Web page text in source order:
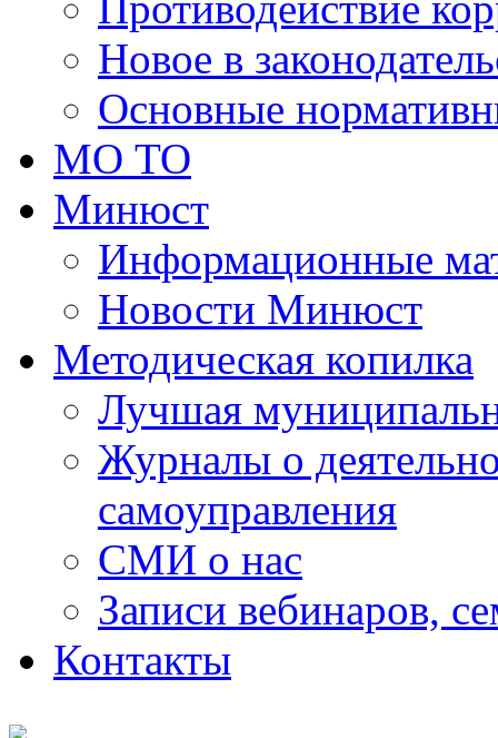
Новое в
Основные
МО ТО
Минюст
Информационные
Новости Минюст
Методическая копилка
Лучшая
Журналы о
самоуправления
СМИ о нас
Записи вебинаров,
Контакты